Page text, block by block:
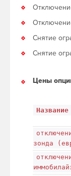
Снятие
Снятие
Цены
зонда